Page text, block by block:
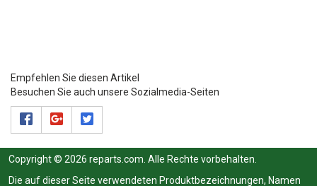
Empfehlen Sie diesen Artikel
Besuchen Sie auch unsere Sozialmedia-Seiten
Copyright © 2026 reparts.com. Alle Rechte vorbehalten.
Die auf dieser Seite verwendeten Produktbezeichnungen, Namen